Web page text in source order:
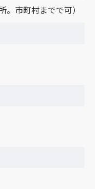
。市町村までで可）